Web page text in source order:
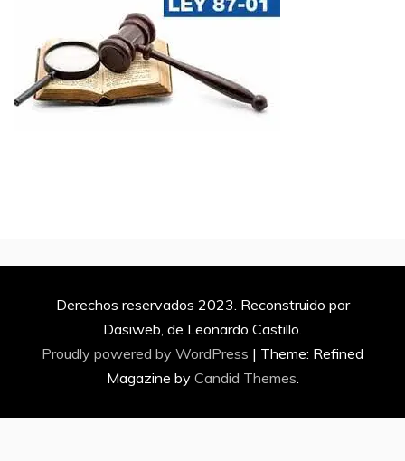
Derechos reservados 2023. Reconstruido por
Dasiweb, de Leonardo Castillo.
Proudly powered by WordPress | Theme: Refined
Magazine by Candid Themes.